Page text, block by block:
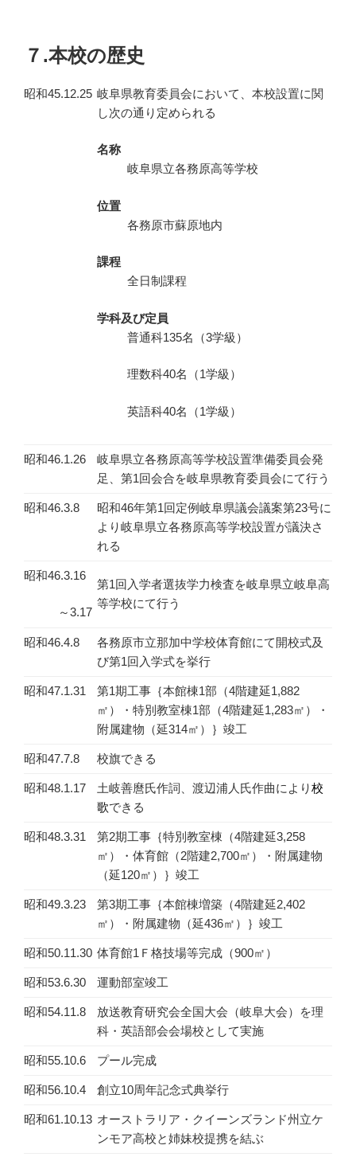
７.本校の歴史
昭和45.12.25 岐阜県教育委員会において、本校設置に関
し次の通り定められる
名称
岐阜県立各務原高等学校
位置
各務原市蘇原地内
課程
全日制課程
学科及び定員
普通科135名（3学級）
理数科40名（1学級）
英語科40名（1学級）
昭和46.1.26
岐阜県立各務原高等学校設置準備委員会発
足、第1回会合を岐阜県教育委員会にて行う
昭和46.3.8
昭和46年第1回定例岐阜県議会議案第23号に
より岐阜県立各務原高等学校設置が議決さ
れる
昭和46.3.16
～3.17
第1回入学者選抜学力検査を岐阜県立岐阜高
等学校にて行う
昭和46.4.8
各務原市立那加中学校体育館にて開校式及
び第1回入学式を挙行
昭和47.1.31
第1期工事｛本館棟1部（4階建延1,882
㎡）・特別教室棟1部（4階建延1,283㎡）・
附属建物（延314㎡）｝竣工
昭和47.7.8 校旗できる
昭和48.1.17 土岐善麿氏作詞、渡辺浦人氏作曲により校
歌できる
昭和48.3.31
第2期工事｛特別教室棟（4階建延3,258
㎡）・体育館（2階建2,700㎡）・附属建物
（延120㎡）｝竣工
昭和49.3.23
第3期工事｛本館棟増築（4階建延2,402
㎡）・附属建物（延436㎡）｝竣工
昭和50.11.30 体育館1Ｆ格技場等完成（900㎡）
昭和53.6.30 運動部室竣工
昭和54.11.8
放送教育研究会全国大会（岐阜大会）を理
科・英語部会会場校として実施
昭和55.10.6 プール完成
昭和56.10.4 創立10周年記念式典挙行
昭和61.10.13 オーストラリア・クイーンズランド州立ケ
ンモア高校と姉妹校提携を結ぶ